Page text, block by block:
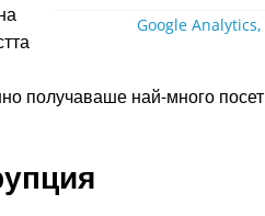
Google
получаваше най-много